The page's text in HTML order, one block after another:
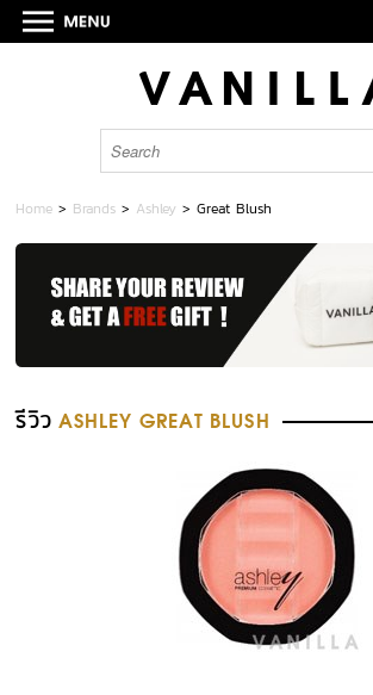
Home > Brands > Ashley >Great Blush
รีวิว ASHLEY GREAT BLUSH